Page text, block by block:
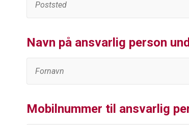
Navn på ansvarlig person
Mobilnummer til ansvarlig